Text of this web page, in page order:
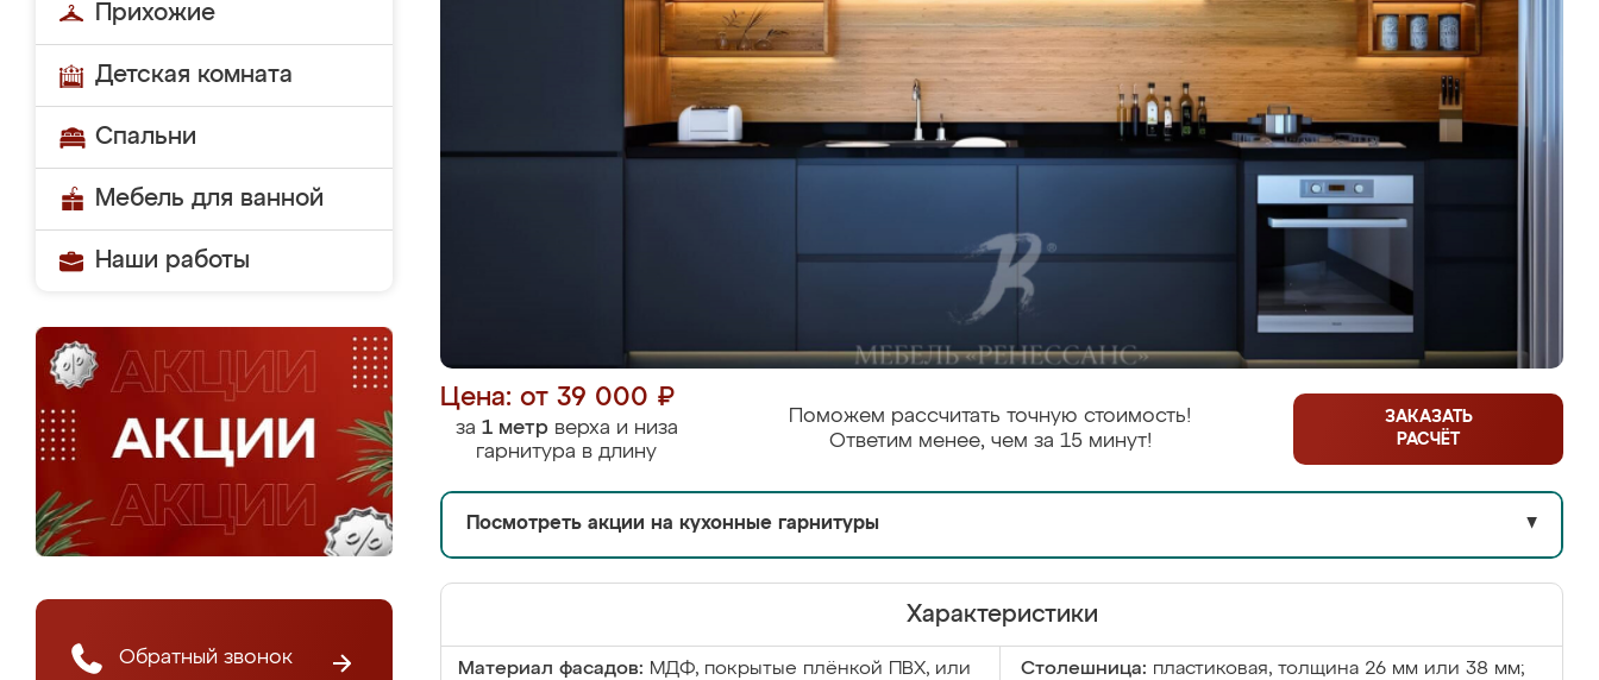
Прихожие
Детская комната
Спальни
Мебель для ванной
Наши работы
Обратный звонок
Цена: от 39 000 ₽
за 1 метрверха и низа
гарнитура в длину
Поможем рассчитать точную стоимость!
Ответим менее, чем за 15 минут!
ЗАКАЗАТЬ
РАСЧЁТ
Посмотреть акции на кухонные гарнитуры ▼
Характеристики
Материал фасадов: МДФ, покрытые плёнкой ПВХ, или
Столешница: пластиковая, толщина 26 мм или 38 мм;